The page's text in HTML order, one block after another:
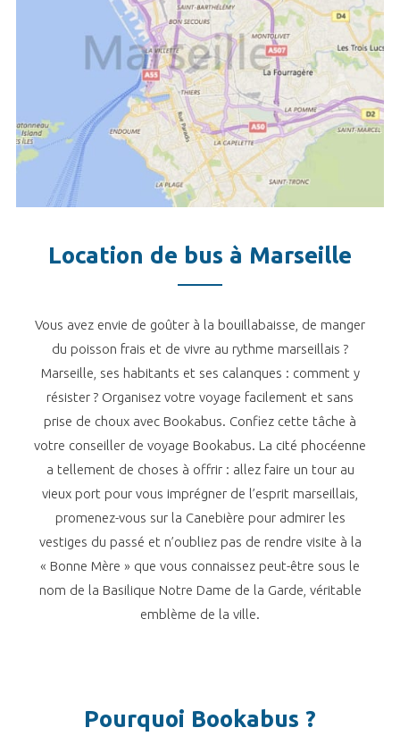
Location de bus à Marseille
Vous avez envie de goûter à la bouillabaisse, de manger
du poisson frais et de vivre au rythme marseillais ?
Marseille, ses habitants et ses calanques : comment y
résister ? Organisez votre voyage facilement et sans
prise de choux avec Bookabus. Confiez cette tâche à
votre conseiller de voyage Bookabus. La cité phocéenne
a tellement de choses à offrir : allez faire un tour au
vieux port pour vous imprégner de l’esprit marseillais,
promenez-vous sur la Canebière pour admirer les
vestiges du passé et n’oubliez pas de rendre visite à la
« Bonne Mère » que vous connaissez peut-être sous le
nom de la Basilique Notre Dame de la Garde, véritable
emblème de la ville.
Pourquoi Bookabus ?